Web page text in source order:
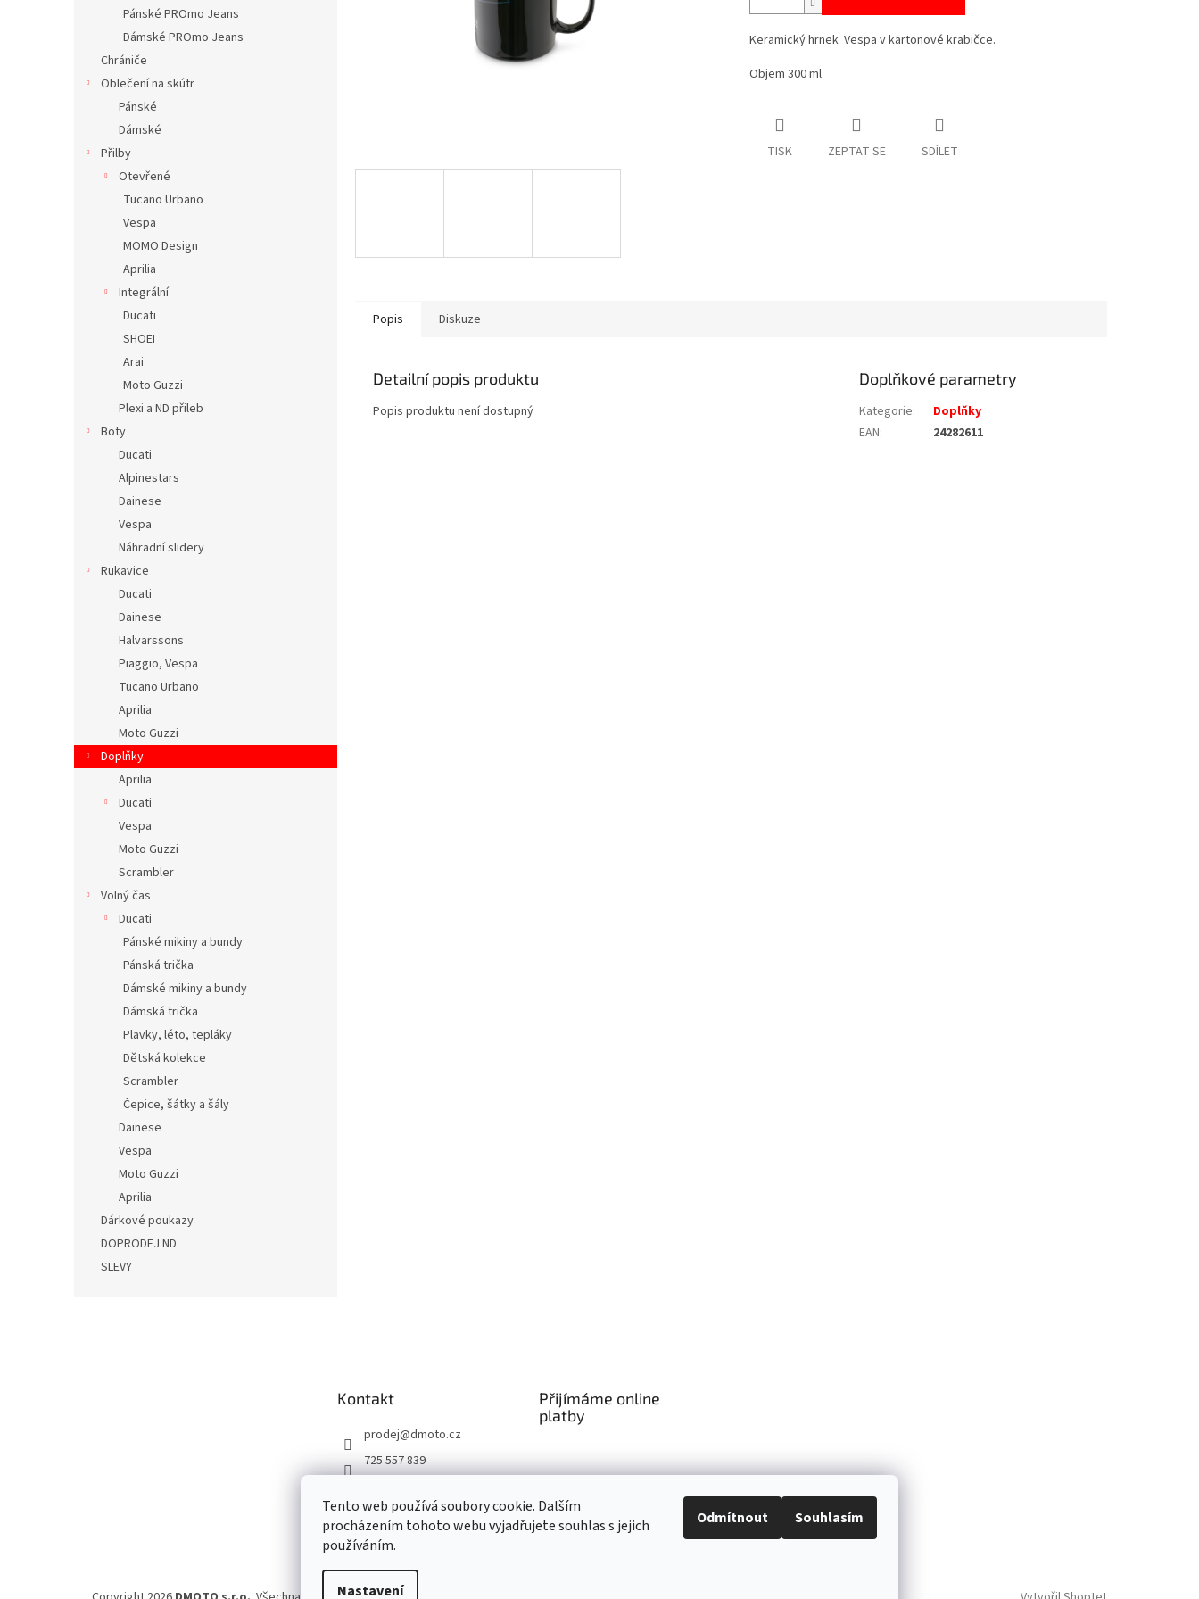
Tento web používá soubory cookie. Dalším
procházením tohoto webu vyjadřujete souhlas s jejich
používáním.
Nastavení
Odmítnout Souhlasím
Pánské PROmo Jeans
Dámské PROmo Jeans
Chrániče
Oblečení na skútr
Pánské
Dámské
Přilby
Otevřené
Tucano Urbano
Vespa
MOMO Design
Aprilia
Integrální
Ducati
SHOEI
Arai
Moto Guzzi
Plexi a ND přileb
Boty
Ducati
Alpinestars
Dainese
Vespa
Náhradní slidery
Rukavice
Ducati
Dainese
Halvarssons
Piaggio, Vespa
Tucano Urbano
Aprilia
Moto Guzzi
Doplňky
Aprilia
Ducati
Vespa
Moto Guzzi
Scrambler
Volný čas
Ducati
Pánské mikiny a bundy
Pánská trička
Dámské mikiny a bundy
Dámská trička
Plavky, léto, tepláky
Dětská kolekce
Scrambler
Čepice, šátky a šály
Dainese
Vespa
Moto Guzzi
Aprilia
Dárkové poukazy
DOPRODEJ ND
SLEVY
Keramický hrnek Vespa v kartonové krabičce.
Objem 300 ml
TISK ZEPTAT SE SDÍLET
Popis Diskuze
Detailní popis produktu
Popis produktu není dostupný
Doplňkové parametry
Kategorie:
Doplňky
EAN: 24282611
Kontakt
prodej@dmoto.cz
725 557 839
dmoto.cz
YouTube DMOTO
Přijímáme online
platby